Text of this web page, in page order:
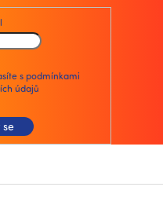
spodmínkami
údajů
se